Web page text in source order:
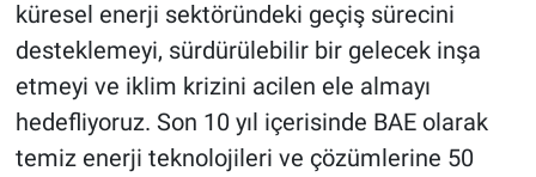
küresel enerji sektöründeki geçiş sürecini
desteklemeyi, sürdürülebilir bir gelecek inşa
etmeyi ve iklim krizini acilen ele almayı
hedefliyoruz. Son 10 yıl içerisinde BAE olarak
temiz enerji teknolojileri ve çözümlerine 50